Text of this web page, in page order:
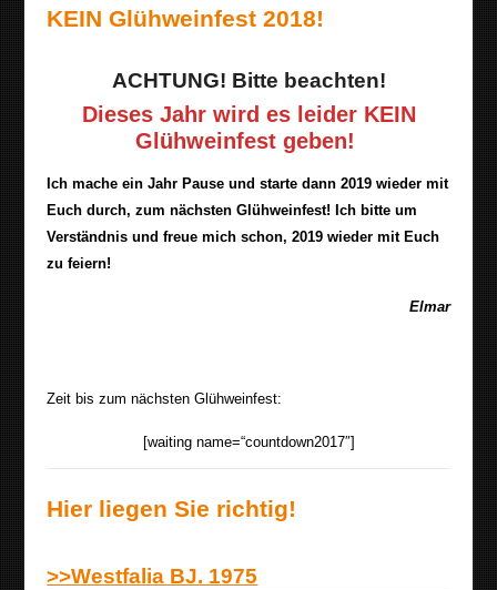
KEIN Glühweinfest 2018!
ACHTUNG! Bitte beachten!
Dieses Jahr wird es leider KEIN
Glühweinfest geben!
Ich mache ein Jahr Pause und starte dann 2019 wieder mit
Euch durch, zum nächsten Glühweinfest! Ich bitte um
Verständnis und freue mich schon, 2019 wieder mit Euch
zu feiern!
Elmar
Zeit bis zum nächsten Glühweinfest:
[waiting name=“countdown2017″]
Hier liegen Sie richtig!
>>Westfalia BJ. 1975